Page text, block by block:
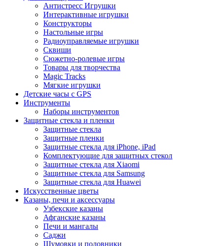
Антистресс Игрушки
Интерактивные игрушки
Конструкторы
Настольные игры
Радиоуправляемые игрушки
Сквиши
Сюжетно-ролевые игры
Товары для творчества
Magic Tracks
Мягкие игрушки
Детские часы с GPS
Инструменты
Наборы инструментов
Защитные стекла и пленки
Защитные стекла
Защитные пленки
Защитные стекла для iPhone, iPad
Комплектующие для защитных стекол
Защитные стекла для Xiaomi
Защитные стекла для Samsung
Защитные стекла для Huawei
Искусственные цветы
Казаны, печи и аксессуары
Узбекские казаны
Афганские казаны
Печи и мангалы
Саджи
Шумовки и половники